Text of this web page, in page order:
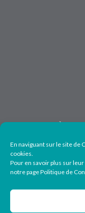
En naviguant sur le site de
cookies.
Pour en savoir plus sur
notre page Politique de